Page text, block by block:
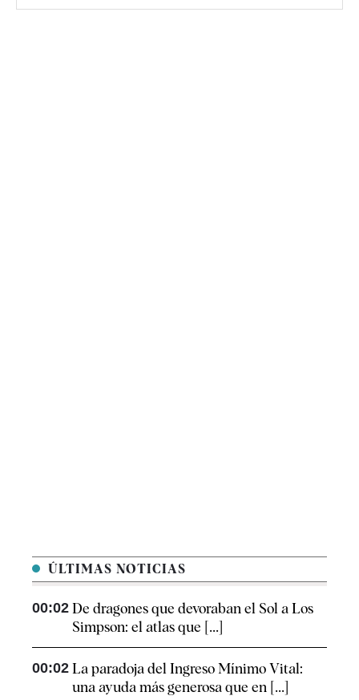
ÚLTIMAS NOTICIAS
00:02 De dragones que devoraban el Sol a Los
Simpson: el atlas que [...]
00:02 La paradoja del Ingreso Mínimo Vital:
una ayuda más generosa que en [...]